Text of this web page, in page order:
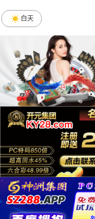
白天